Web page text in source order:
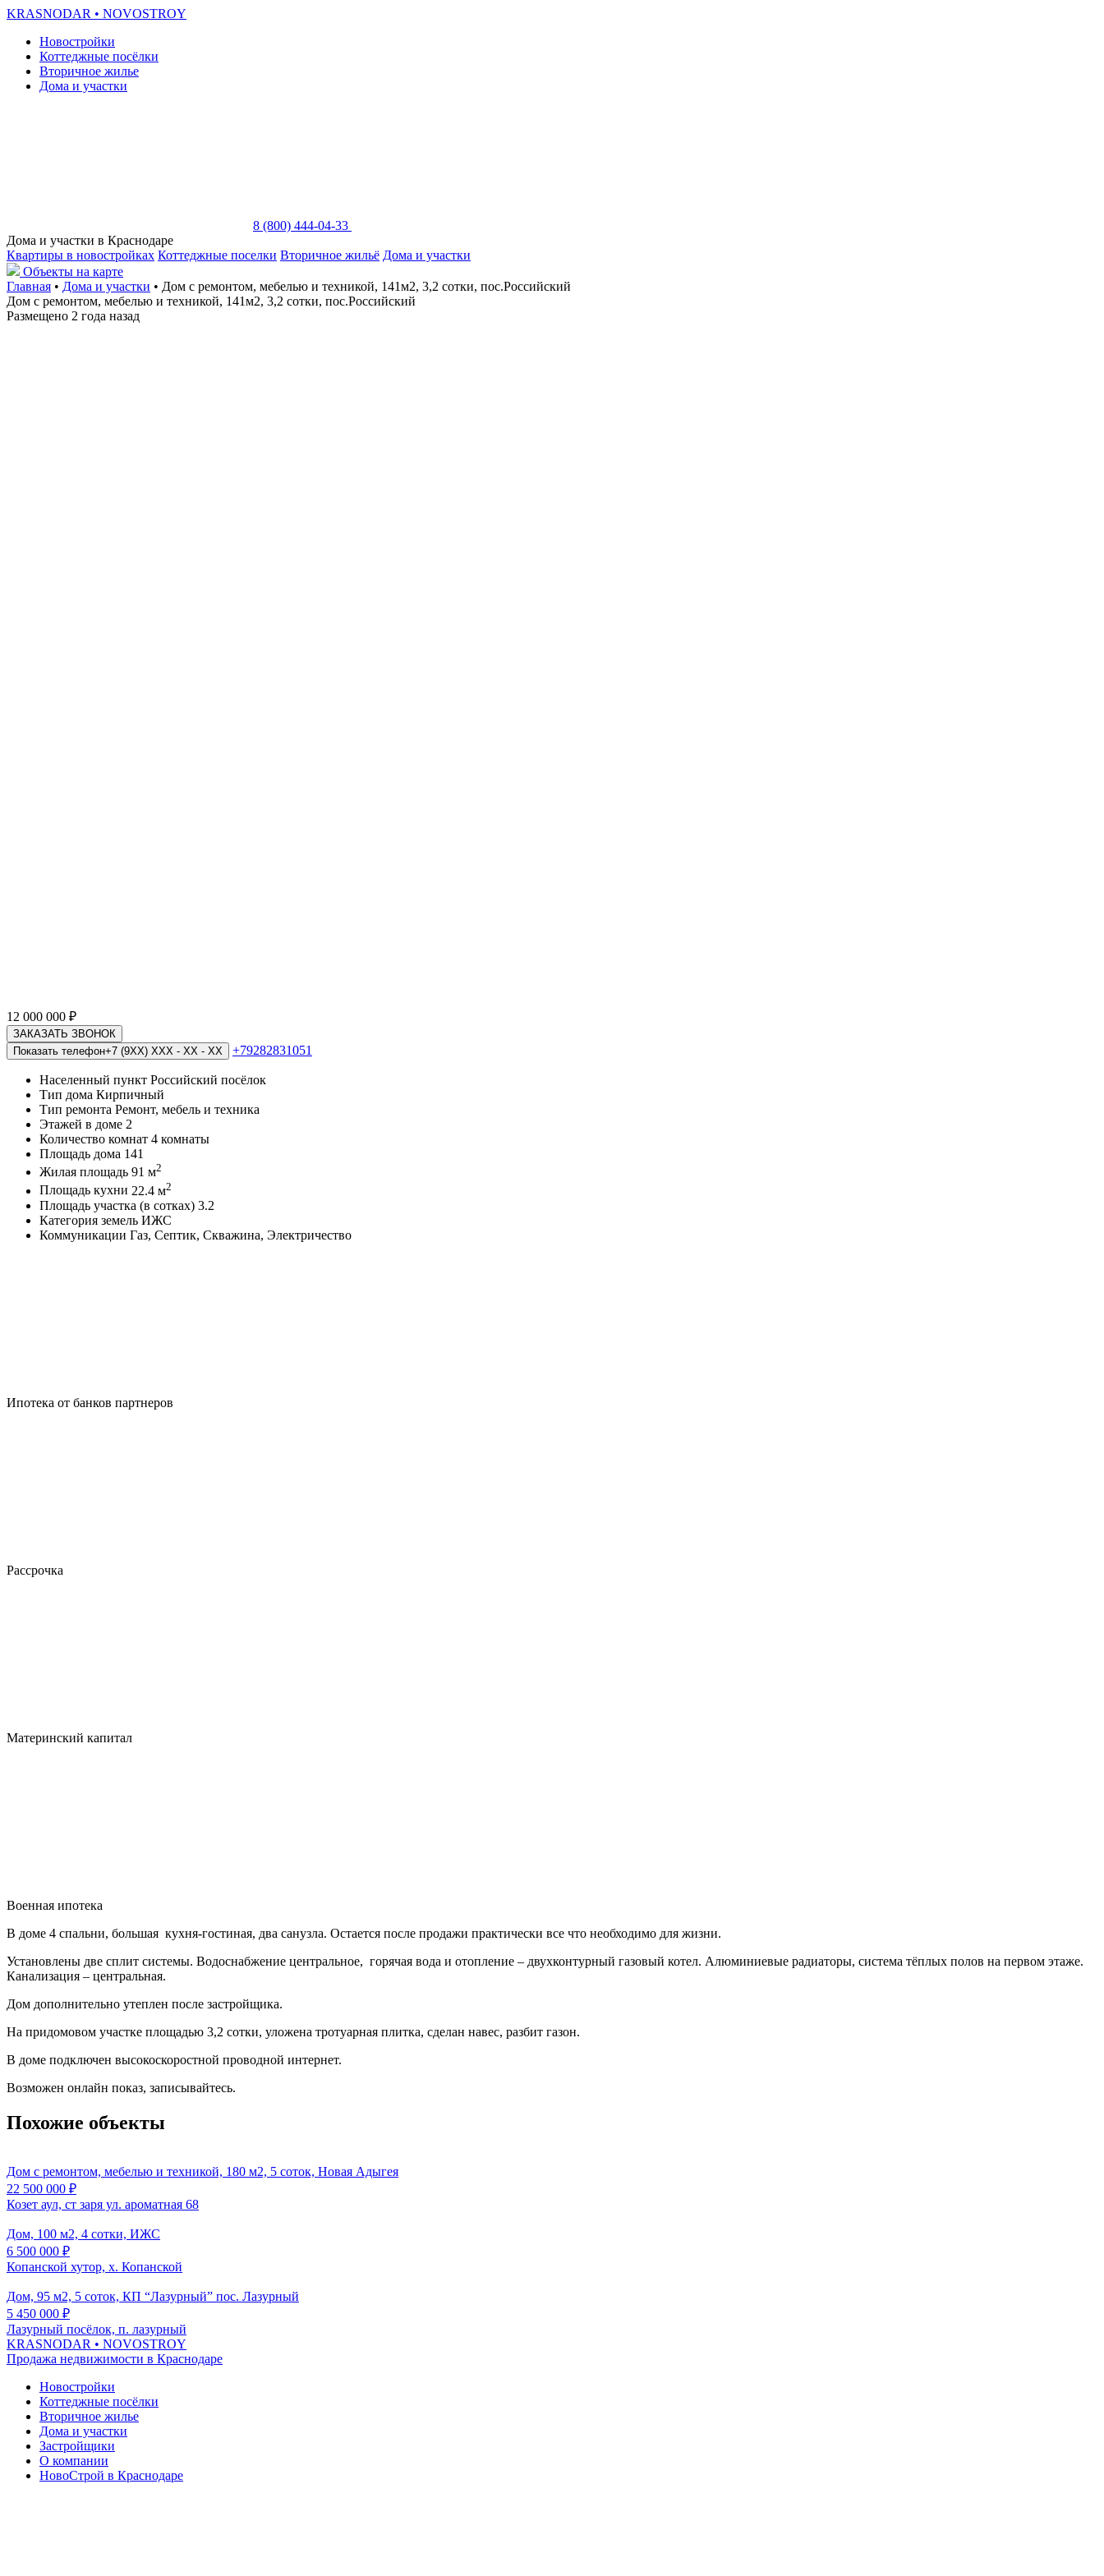
KRASNODAR • NOVOSTROY
Новостройки
Коттеджные посёлки
Вторичное жилье
Дома и участки
8 (800) 444-04-33
Дома и участки в Краснодаре
Квартиры в новостройках Коттеджные поселки Вторичное жильё Дома и участки
Объекты на карте
Главная • Дома и участки • Дом с ремонтом, мебелью и техникой, 141м2, 3,2 сотки, пос.Российский
Дом с ремонтом, мебелью и техникой, 141м2, 3,2 сотки, пос.Российский
Размещено 2 года назад
12 000 000 ₽
ЗАКАЗАТЬ ЗВОНОК
Показать телефон+7 (9XX) XXX - XX - XX +79282831051
Населенный пункт Российский посёлок
Тип дома Кирпичный
Тип ремонта Ремонт, мебель и техника
Этажей в доме 2
Количество комнат 4 комнаты
Площадь дома 141
Жилая площадь 91 м2
Площадь кухни 22.4 м2
Площадь участка (в сотках) 3.2
Категория земель ИЖС
Коммуникации Газ, Септик, Скважина, Электричество
Ипотека от банков партнеров
Рассрочка
Материнский капитал
Военная ипотека
В доме 4 спальни, большая кухня-гостиная, два санузла. Остается после продажи практически все что необходимо для жизни.
Установлены две сплит системы. Водоснабжение центральное, горячая вода и отопление – двухконтурный газовый котел. Алюминиевые радиаторы, система тёплых полов на первом этаже.
Канализация – центральная.
Дом дополнительно утеплен после застройщика.
На придомовом участке площадью 3,2 сотки, уложена тротуарная плитка, сделан навес, разбит газон.
В доме подключен высокоскоростной проводной интернет.
Возможен онлайн показ, записывайтесь.
Похожие объекты
Дом с ремонтом, мебелью и техникой, 180 м2, 5 соток, Новая Адыгея
22 500 000 ₽
Козет аул, ст заря ул. ароматная 68
Дом, 100 м2, 4 сотки, ИЖС
6 500 000 ₽
Копанской хутор, х. Копанской
Дом, 95 м2, 5 соток, КП “Лазурный” пос. Лазурный
5 450 000 ₽
Лазурный посёлок, п. лазурный
KRASNODAR • NOVOSTROY
Продажа недвижимости в Краснодаре
Новостройки
Коттеджные посёлки
Вторичное жилье
Дома и участки
Застройщики
О компании
НовоСтрой в Краснодаре